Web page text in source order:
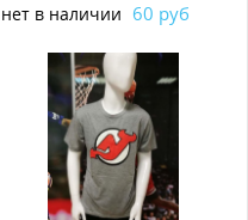
нет в наличии 60 руб